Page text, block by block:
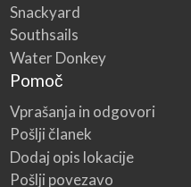
Snackyard
Southsails
Water Donkey
Pomoč
Vprašanja in odgovori
Pošlji članek
Dodaj opis lokacije
Pošlji povezavo